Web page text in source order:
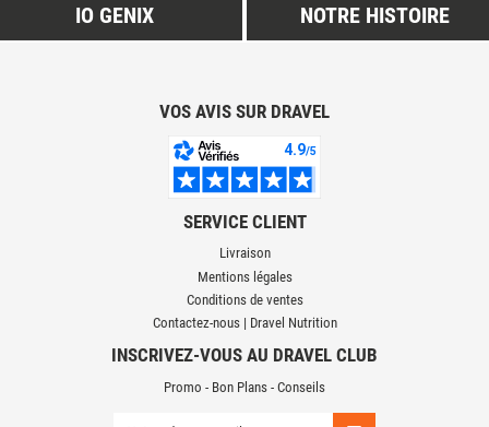
IO GENIX
NOTRE HISTOIRE
VOS AVIS SUR DRAVEL
SERVICE CLIENT
Livraison
Mentions légales
Conditions de ventes
Contactez-nous | Dravel Nutrition
INSCRIVEZ-VOUS AU DRAVEL CLUB
Promo - Bon Plans - Conseils